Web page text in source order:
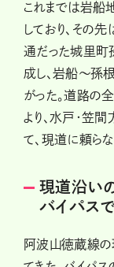
これまでは岩
しており、その
通だった城里
成し、岩船～孫
がった。道路の
より、水戸・笠
て、現道に頼ら
現道沿い
バイパス
阿波山徳蔵線の